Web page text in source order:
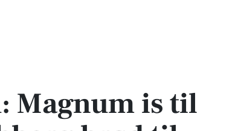
brød til 12 kr. - se de mange gode lokale tilbud
Magnum is til